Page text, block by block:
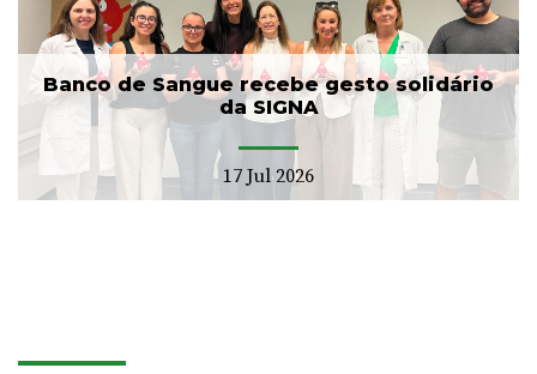
Banco de Sangue recebe gesto solidário
da SIGNA
17 Jul 2026